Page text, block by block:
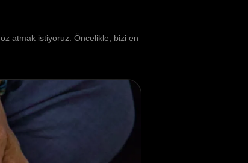
atmak istiyoruz. Öncelikle, bizi en